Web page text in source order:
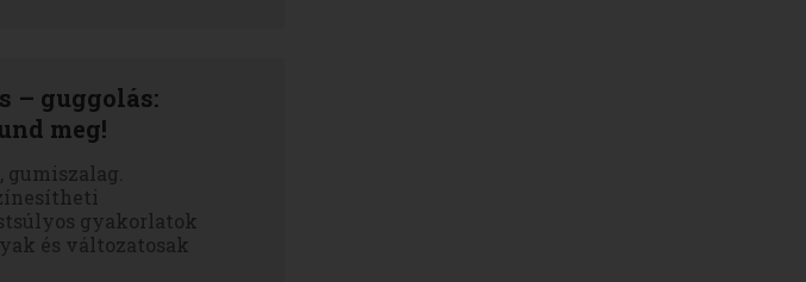
– guggolás:
meg!
gumiszalag.
gyakorlatok
és változatosak